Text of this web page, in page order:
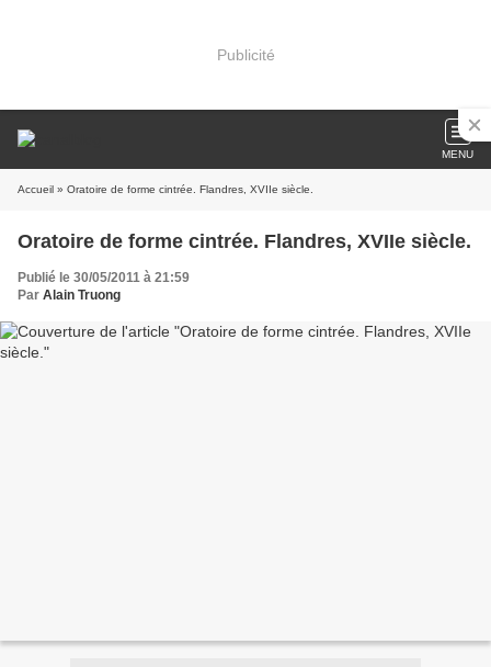
Publicité
MENU
Accueil » Oratoire de forme cintrée. Flandres, XVIIe siècle.
Oratoire de forme cintrée. Flandres, XVIIe siècle.
Publié le 30/05/2011 à 21:59
Par Alain Truong